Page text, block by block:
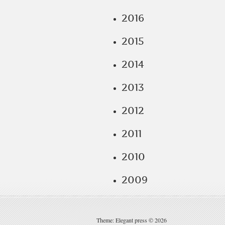
2016
2015
2014
2013
2012
2011
2010
2009
Theme: Elegant press © 2026